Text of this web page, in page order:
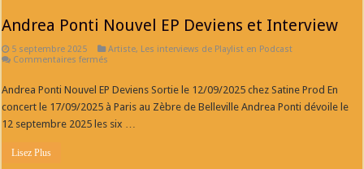
Andrea Ponti Nouvel EP Deviens et Interview
5 septembre 2025 Artiste, Les interviews de Playlist en Podcast
Commentaires fermés
Nouvel
EP
Deviens
et
Andrea Ponti Nouvel EP Deviens Sortie le 12/09/2025 chez Satine Prod En
concert le 17/09/2025 à Paris au Zèbre de Belleville Andrea Ponti dévoile le
12 septembre 2025 les six …
Lisez Plus